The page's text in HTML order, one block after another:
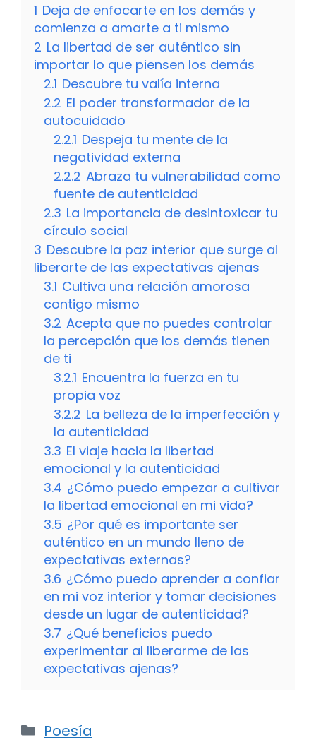
1 Deja de enfocarte en los demás y
comienza a amarte a ti mismo
2 La libertad de ser auténtico sin
importar lo que piensen los demás
2.1 Descubre tu valía interna
2.2 El poder transformador de la
autocuidado
2.2.1 Despeja tu mente de la
negatividad externa
2.2.2 Abraza tu vulnerabilidad como
fuente de autenticidad
2.3 La importancia de desintoxicar tu
círculo social
3 Descubre la paz interior que surge al
liberarte de las expectativas ajenas
3.1 Cultiva una relación amorosa
contigo mismo
3.2 Acepta que no puedes controlar
la percepción que los demás tienen
de ti
3.2.1 Encuentra la fuerza en tu
propia voz
3.2.2 La belleza de la imperfección y
la autenticidad
3.3 El viaje hacia la libertad
emocional y la autenticidad
3.4 ¿Cómo puedo empezar a cultivar
la libertad emocional en mi vida?
3.5 ¿Por qué es importante ser
auténtico en un mundo lleno de
expectativas externas?
3.6 ¿Cómo puedo aprender a confiar
en mi voz interior y tomar decisiones
desde un lugar de autenticidad?
3.7 ¿Qué beneficios puedo
experimentar al liberarme de las
expectativas ajenas?
Categorías
Poesía